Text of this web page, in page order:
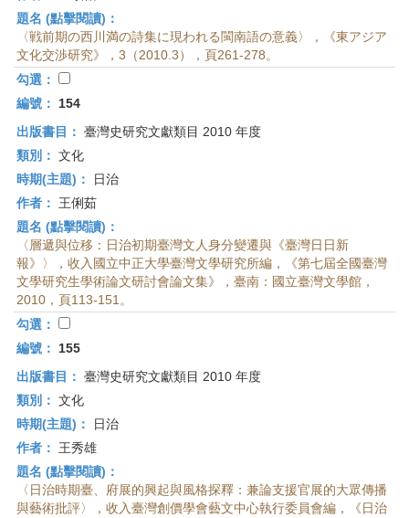
題名 (點擊閱讀)：
〈戦前期の西川満の詩集に現われる閩南語の意義〉，《東アジア
文化交渉研究》，3（2010.3），頁261-278。
勾選：
編號：
154
出版書目： 臺灣史研究文獻類目 2010 年度
類別： 文化
時期(主題)：
日治
作者：
王俐茹
題名 (點擊閱讀)：
〈層遞與位移：日治初期臺灣文人身分變遷與《臺灣日日新
報》〉，收入國立中正大學臺灣文學研究所編，《第七屆全國臺灣
文學研究生學術論文研討會論文集》，臺南：國立臺灣文學館，
2010，頁113-151。
勾選：
編號：
155
出版書目： 臺灣史研究文獻類目 2010 年度
類別： 文化
時期(主題)：
日治
作者：
王秀雄
題名 (點擊閱讀)：
〈日治時期臺、府展的興起與風格探釋：兼論支援官展的大眾傳播
與藝術批評〉，收入臺灣創價學會藝文中心執行委員會編，《日治